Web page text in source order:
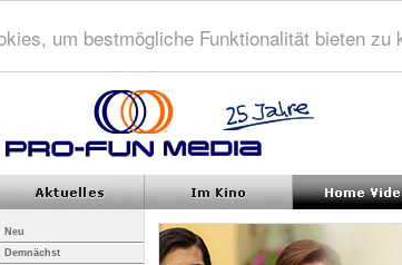
um bestmögliche Funktionalität bieten zu
Neu
Demnächst